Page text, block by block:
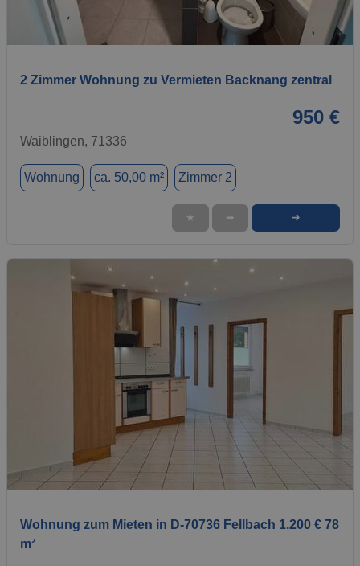
1 / 10
2 Zimmer Wohnung zu Vermieten Backnang zentral
950 €
Waiblingen, 71336
Wohnung ca. 50,00 m² Zimmer 2
★ ➦ ➜
1 / 1
Wohnung zum Mieten in D-70736 Fellbach 1.200 € 78
m²